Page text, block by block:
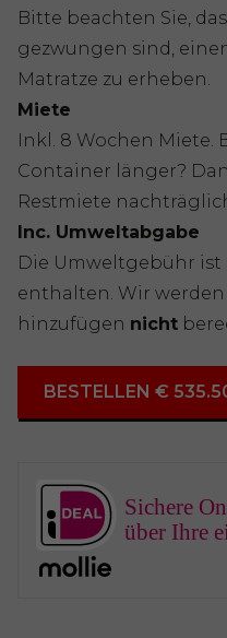
Bitte beachten Sie,
gezwungen sind,
Matratze zu erheben.
Miete
Inkl. 8 Wochen Miete.
Container länger?
Restmiete
Inc. Umweltabgabe
Die Umweltgebühr
enthalten. Wir
hinzufügen nicht
BESTELLEN €
Sichere
über Ihre